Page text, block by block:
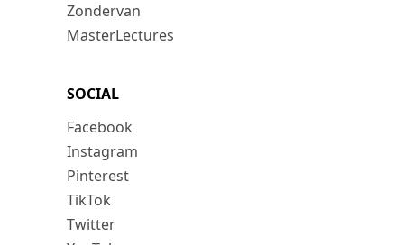
Zondervan
MasterLectures
SOCIAL
Facebook
Instagram
Pinterest
TikTok
Twitter